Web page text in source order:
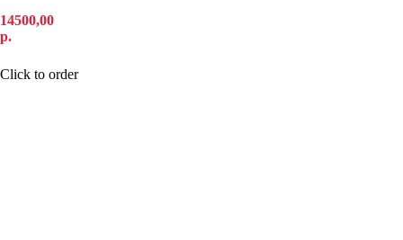
14500,00
р.
Click to order